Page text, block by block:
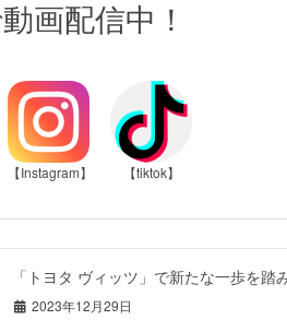
画配信中！
【Instagram】 【tiktok】
「トヨタ ヴィッツ」で新たな一歩を踏
2023年12月29日